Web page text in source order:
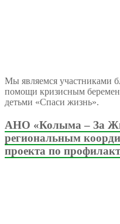
Мы являемся участниками
помощи кризисным
детьми «Спаси жизнь».
АНО «Колыма – За
региональным
проекта по